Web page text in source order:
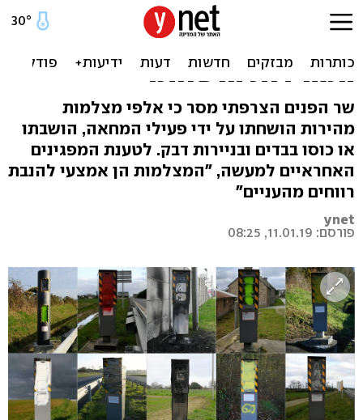
מחאת האפודים הצהובים
בצרפת: 60% ממצלמות
המהירות הושחתו
שר הפנים הצרפתי מסר כי אלפי מצלמות
מהירות הושחתו על ידי פעילי המחאה, הושבתו
או כוסו בבדים ובניירות דבק. לטענת המפגינים
האחראיים למעשה, "המצלמות הן אמצעי להנבת
רווחים מהעניים"
ynet
פורסם: 11.01.19, 08:25